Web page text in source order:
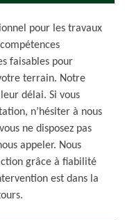
pour les travaux
faisables pour
terrain. Notre
délai. Si vous
n’hésiter à nous
ne disposez pas
appeler. Nous
grâce à fiabilité
est dans la